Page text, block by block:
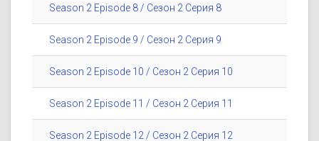
Season 2 Episode 8 / Сезон 2 Серия 8
Season 2 Episode 9 / Сезон 2 Серия 9
Season 2 Episode 10 / Сезон 2 Серия 10
Season 2 Episode 11 / Сезон 2 Серия 11
Season 2 Episode 12 / Сезон 2 Серия 12